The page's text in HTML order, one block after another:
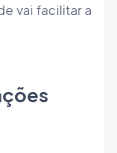
vai facilitar a